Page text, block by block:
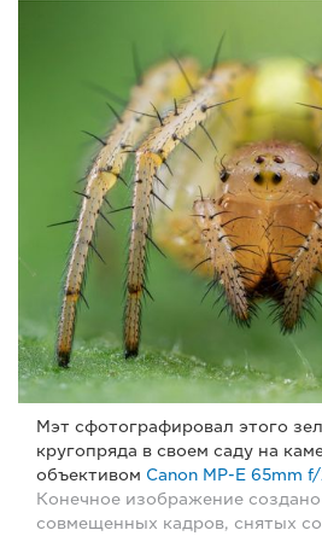
Мэт сфотографировал этого
кругопряда в своем саду на
объективом Canon MP-E 65mm
Конечное изображение
совмещенных кадров, снятых